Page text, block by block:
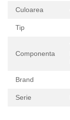
Culoarea
Tip
Componenta
Brand
Serie